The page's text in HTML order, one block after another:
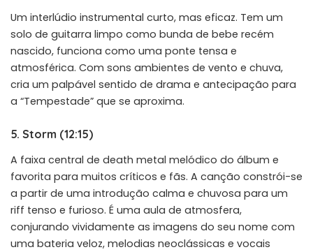
Um interlúdio instrumental curto, mas eficaz. Tem um
solo de guitarra limpo como bunda de bebe recém
nascido, funciona como uma ponte tensa e
atmosférica. Com sons ambientes de vento e chuva,
cria um palpável sentido de drama e antecipação para
a “Tempestade” que se aproxima.
5. Storm (12:15)
A faixa central de death metal melódico do álbum e
favorita para muitos críticos e fãs. A canção constrói-se
a partir de uma introdução calma e chuvosa para um
riff tenso e furioso. É uma aula de atmosfera,
conjurando vividamente as imagens do seu nome com
uma bateria veloz, melodias neoclássicas e vocais